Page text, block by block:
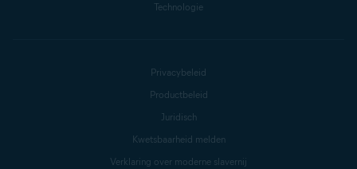
Technologie
Privacybeleid
Productbeleid
Juridisch
Kwetsbaarheid melden
Verklaring over moderne slavernij